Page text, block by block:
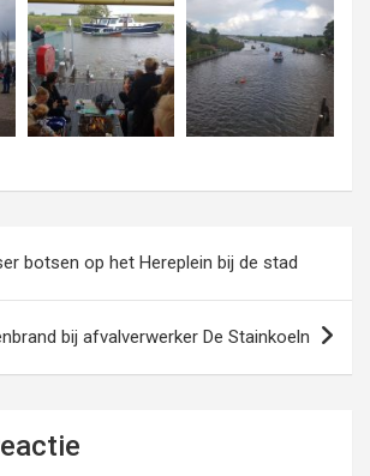
botsen op het Hereplein bij de stad
bij afvalverwerker De Stainkoeln